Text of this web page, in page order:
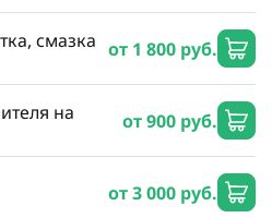
смазка от 1 800 руб.
на от 900 руб.
от 3 000 руб.